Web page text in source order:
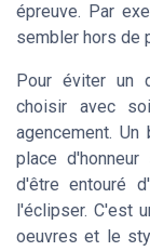
épreuve. Par
sembler hors de
Pour éviter un
choisir avec
agencement. Un
place
d'être entouré
l'éclipser. C'est
oeuvres et le